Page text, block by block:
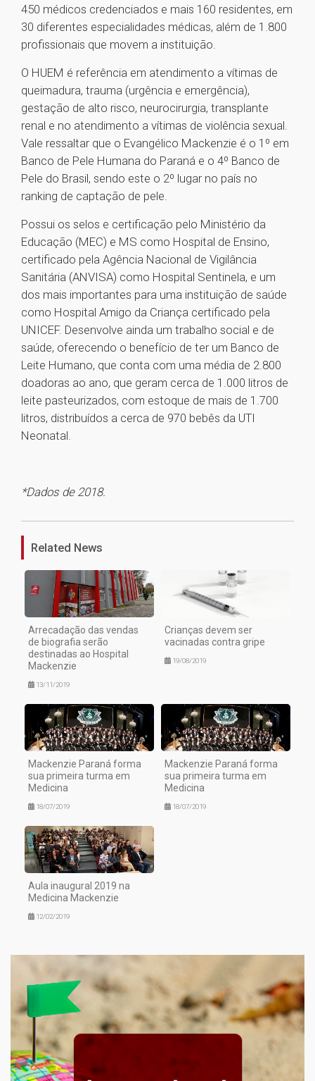
450 médicos credenciados e mais 160 residentes, em
30 diferentes especialidades médicas, além de 1.800
profissionais que movem a instituição.
O HUEM é referência em atendimento a vítimas de
queimadura, trauma (urgência e emergência),
gestação de alto risco, neurocirurgia, transplante
renal e no atendimento a vítimas de violência sexual.
Vale ressaltar que o Evangélico Mackenzie é o 1º em
Banco de Pele Humana do Paraná e o 4º Banco de
Pele do Brasil, sendo este o 2º lugar no país no
ranking de captação de pele.
Possui os selos e certificação pelo Ministério da
Educação (MEC) e MS como Hospital de Ensino,
certificado pela Agência Nacional de Vigilância
Sanitária (ANVISA) como Hospital Sentinela, e um
dos mais importantes para uma instituição de saúde
como Hospital Amigo da Criança certificado pela
UNICEF. Desenvolve ainda um trabalho social e de
saúde, oferecendo o benefício de ter um Banco de
Leite Humano, que conta com uma média de 2.800
doadoras ao ano, que geram cerca de 1.000 litros de
leite pasteurizados, com estoque de mais de 1.700
litros, distribuídos a cerca de 970 bebês da UTI
Neonatal.
*Dados de 2018.
Related News
Arrecadação das vendas
de biografia serão
destinadas ao Hospital
Mackenzie
13/11/2019
Crianças devem ser
vacinadas contra gripe
19/08/2019
Mackenzie Paraná forma
sua primeira turma em
Medicina
18/07/2019
Mackenzie Paraná forma
sua primeira turma em
Medicina
18/07/2019
Aula inaugural 2019 na
Medicina Mackenzie
12/02/2019